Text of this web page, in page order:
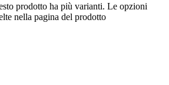
prodotto ha più varianti. Le opzioni
nella pagina del prodotto